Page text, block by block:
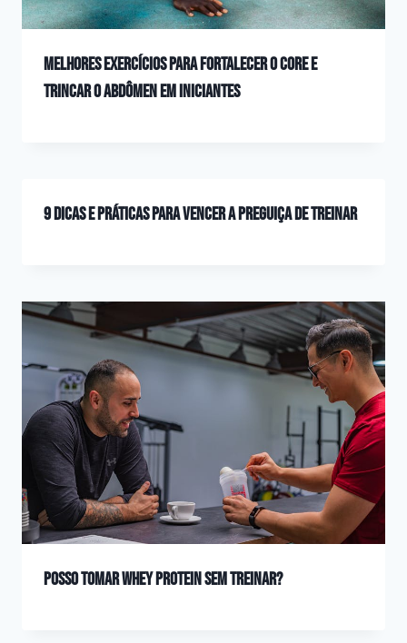
Melhores exercícios para fortalecer o core e
trincar o abdômen em iniciantes
9 dicas e práticas para vencer a preguiça de treinar
Posso tomar whey protein sem treinar?